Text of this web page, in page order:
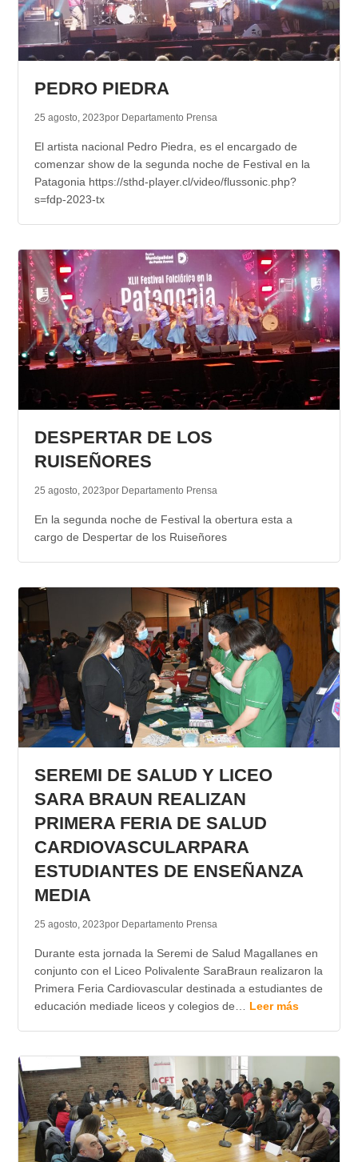
PEDRO PIEDRA
25 agosto, 2023por Departamento Prensa
El artista nacional Pedro Piedra, es el encargado de
comenzar show de la segunda noche de Festival en la
Patagonia https://sthd-player.cl/video/flussonic.php?
s=fdp-2023-tx
DESPERTAR DE LOS
RUISEÑORES
25 agosto, 2023por Departamento Prensa
En la segunda noche de Festival la obertura esta a
cargo de Despertar de los Ruiseñores
SEREMI DE SALUD Y LICEO
SARA BRAUN REALIZAN
PRIMERA FERIA DE SALUD
CARDIOVASCULARPARA
ESTUDIANTES DE ENSEÑANZA
MEDIA
25 agosto, 2023por Departamento Prensa
Durante esta jornada la Seremi de Salud Magallanes en
conjunto con el Liceo Polivalente SaraBraun realizaron la
Primera Feria Cardiovascular destinada a estudiantes de
educación mediade liceos y colegios de… Leer más